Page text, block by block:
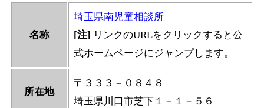
名称
埼玉県南児童相談所
[注] リンクのURLをクリックすると公
式ホームページにジャンプします。
所在地
〒３３３－０８４８
埼玉県川口市芝下１－１－５６